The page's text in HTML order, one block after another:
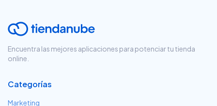
Encuentra las mejores aplicaciones para potenciar tu tienda
online.
Categorías
Marketing